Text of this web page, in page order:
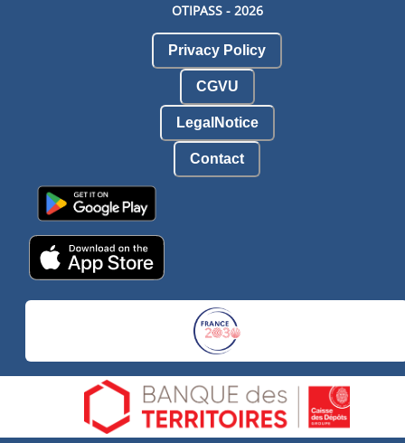
OTIPASS - 2026
Privacy Policy
CGVU
LegalNotice
Contact